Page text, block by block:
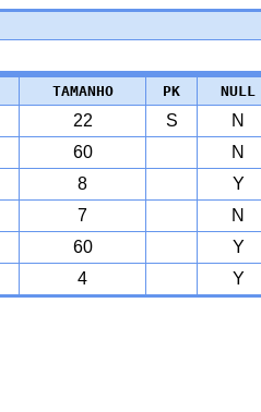
TAMANHO PK NULL
22 S
N
60
N
8
Y
7
N
60
Y
4 Y